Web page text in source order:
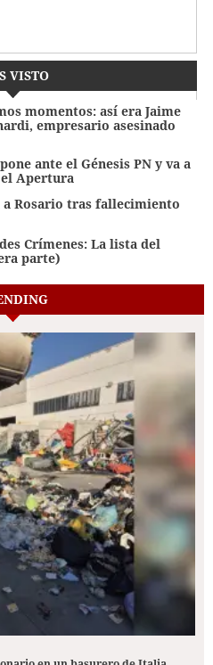
VISTO
momentos: así era Jaime
empresario asesinado
ante el Génesis PN y va a
Apertura
Rosario tras fallecimiento
Crímenes: La lista del
parte)